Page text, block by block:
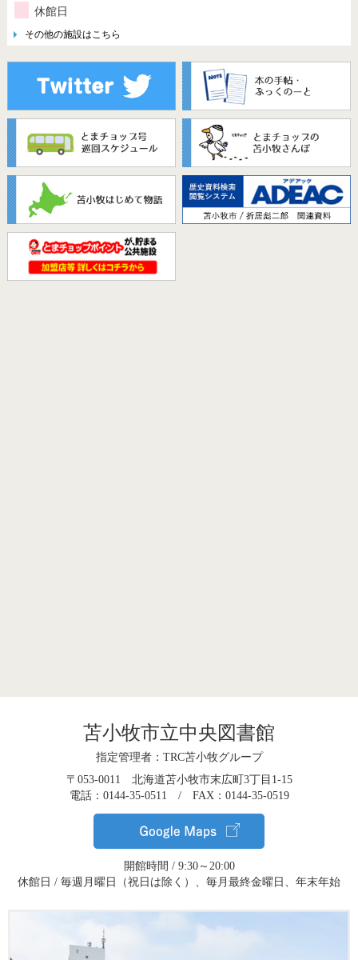
休館日
その他の施設はこちら
苫小牧市立中央図書館
指定管理者：TRC苫小牧グループ
〒053-0011 北海道苫小牧市末広町3丁目1-15
電話：0144-35-0511 / FAX：0144-35-0519
開館時間 / 9:30～20:00
休館日 / 毎週月曜日（祝日は除く）、毎月最終金曜日、年末年始